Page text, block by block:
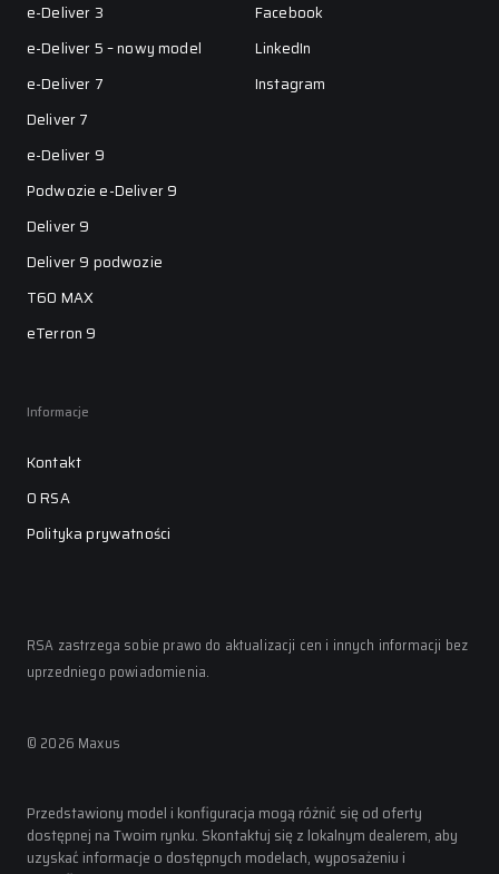
e-Deliver 3
e-Deliver 5 – nowy model
e-Deliver 7
Deliver 7
e-Deliver 9
Podwozie e-Deliver 9
Deliver 9
Deliver 9 podwozie
T60 MAX
eTerron 9
Facebook
LinkedIn
Instagram
Informacje
Kontakt
O RSA
Polityka prywatności
RSA zastrzega sobie prawo do aktualizacji cen i innych informacji bez
uprzedniego powiadomienia.
© 2026 Maxus
Przedstawiony model i konfiguracja mogą różnić się od oferty
dostępnej na Twoim rynku. Skontaktuj się z lokalnym dealerem, aby
uzyskać informacje o dostępnych modelach, wyposażeniu i